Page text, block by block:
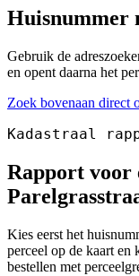
Huisnummer
Gebruik de
en opent daarna het
Zoek bovenaan direct
Kadastraal
Rapport voor
Kies eerst het
perceel op de kaart
bestellen met